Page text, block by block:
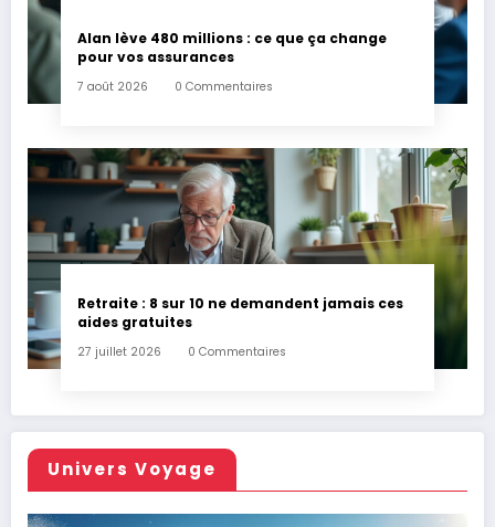
Alan lève 480 millions : ce que ça change
pour vos assurances
7 août 2026 0 Commentaires
Retraite : 8 sur 10 ne demandent jamais ces
aides gratuites
27 juillet 2026 0 Commentaires
Univers Voyage